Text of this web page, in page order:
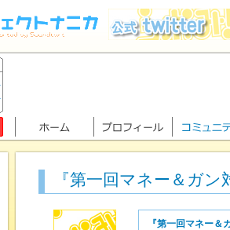
『第一回マネー＆ガン
『第一回マネー＆